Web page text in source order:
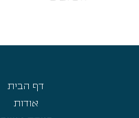
דף הבית
אודות